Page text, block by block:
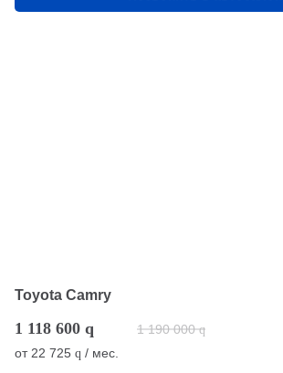
Toyota Camry
1 118 600 q 1 190 000 q
от 22 725 q / мес.